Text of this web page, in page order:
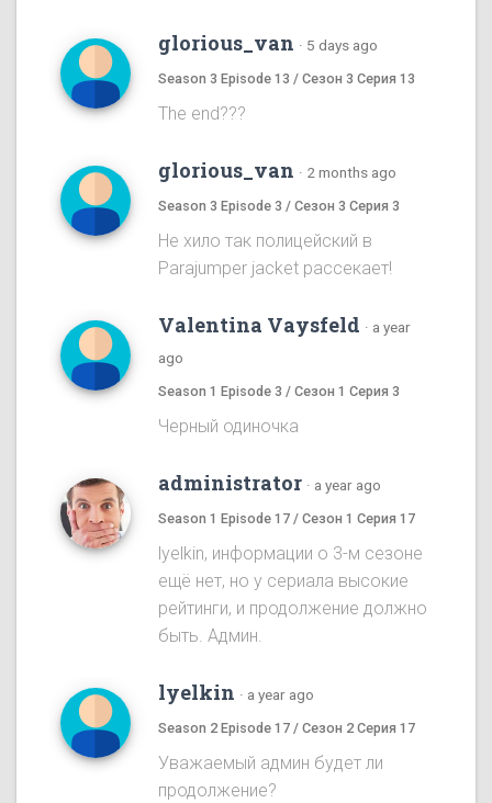
glorious_van · 5 days ago
Season 3 Episode 13 / Сезон 3 Серия 13
The end???
glorious_van · 2 months ago
Season 3 Episode 3 / Сезон 3 Серия 3
Не хило так полицейский в
Parajumper jacket рассекает!
Valentina Vaysfeld · a year
ago
Season 1 Episode 3 / Сезон 1 Серия 3
Черный одиночка
administrator · a year ago
Season 1 Episode 17 / Сезон 1 Серия 17
lyelkin, информации о 3-м сезоне
ещё нет, но у сериала высокие
рейтинги, и продолжение должно
быть. Админ.
lyelkin · a year ago
Season 2 Episode 17 / Сезон 2 Серия 17
Уважаемый админ будет ли
продолжение?